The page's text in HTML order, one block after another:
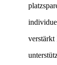
verstärkt